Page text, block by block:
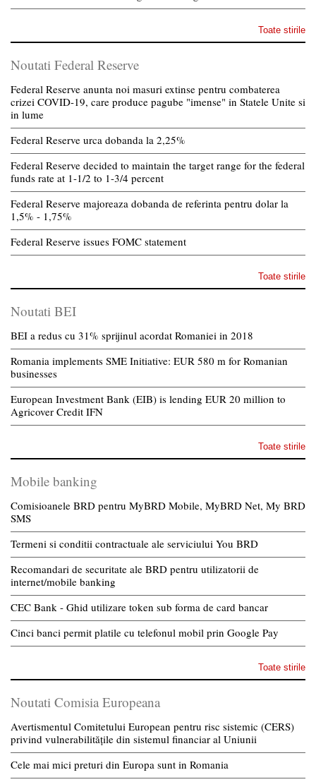
Toate stirile
Noutati Federal Reserve
Federal Reserve anunta noi masuri extinse pentru combaterea
crizei COVID-19, care produce pagube "imense" in Statele Unite si
in lume
Federal Reserve urca dobanda la 2,25%
Federal Reserve decided to maintain the target range for the federal
funds rate at 1-1/2 to 1-3/4 percent
Federal Reserve majoreaza dobanda de referinta pentru dolar la
1,5% - 1,75%
Federal Reserve issues FOMC statement
Toate stirile
Noutati BEI
BEI a redus cu 31% sprijinul acordat Romaniei in 2018
Romania implements SME Initiative: EUR 580 m for Romanian
businesses
European Investment Bank (EIB) is lending EUR 20 million to
Agricover Credit IFN
Toate stirile
Mobile banking
Comisioanele BRD pentru MyBRD Mobile, MyBRD Net, My BRD
SMS
Termeni si conditii contractuale ale serviciului You BRD
Recomandari de securitate ale BRD pentru utilizatorii de
internet/mobile banking
CEC Bank - Ghid utilizare token sub forma de card bancar
Cinci banci permit platile cu telefonul mobil prin Google Pay
Toate stirile
Noutati Comisia Europeana
Avertismentul Comitetului European pentru risc sistemic (CERS)
privind vulnerabilitățile din sistemul financiar al Uniunii
Cele mai mici preturi din Europa sunt in Romania